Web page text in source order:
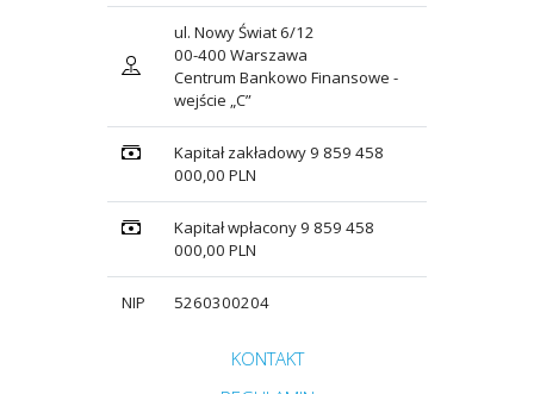
ul. Nowy Świat 6/12
00-400 Warszawa
Centrum Bankowo Finansowe -
wejście „C”
Kapitał zakładowy 9 859 458
000,00 PLN
Kapitał wpłacony 9 859 458
000,00 PLN
NIP 5260300204
Przejdź do strony głównej do sekcji
KONTAKT